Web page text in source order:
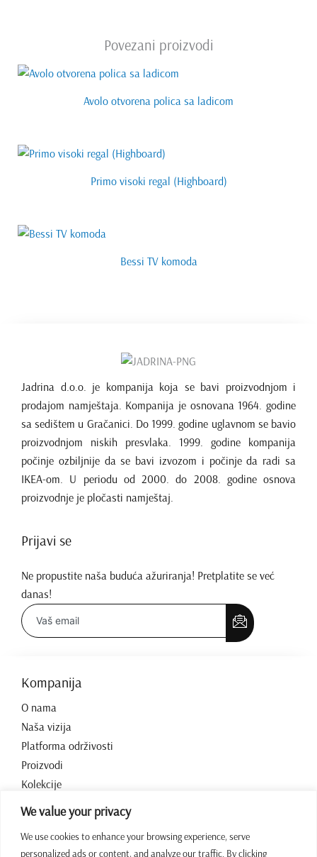
We value your privacy
We use cookies to enhance your browsing experience, serve
personalized ads or content, and analyze our traffic. By clicking
Povezani proizvodi
Avolo otvorena polica sa ladicom
Primo visoki regal (Highboard)
Bessi TV komoda
Jadrina d.o.o. je kompanija koja se bavi proizvodnjom i
prodajom namještaja. Kompanija je osnovana 1964. godine
sa sedištem u Gračanici. Do 1999. godine uglavnom se bavio
proizvodnjom niskih presvlaka. 1999. godine kompanija
počinje ozbiljnije da se bavi izvozom i počinje da radi sa
IKEA-om. U periodu od 2000. do 2008. godine osnova
proizvodnje je pločasti namještaj.
Prijavi se
Ne propustite naša buduća ažuriranja! Pretplatite se već
danas!
Kompanija
O nama
Naša vizija
Platforma održivosti
Proizvodi
Kolekcije
Kontakt
Radno vrijeme